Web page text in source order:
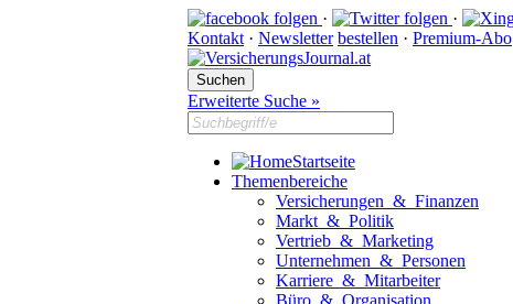
· ·
Kontakt · Newsletter bestellen · Premium-Abo
Erweiterte Suche »
Startseite
Themenbereiche
Versicherungen & Finanzen
Markt & Politik
Vertrieb & Marketing
Unternehmen & Personen
Karriere & Mitarbeiter
Büro & Organisation